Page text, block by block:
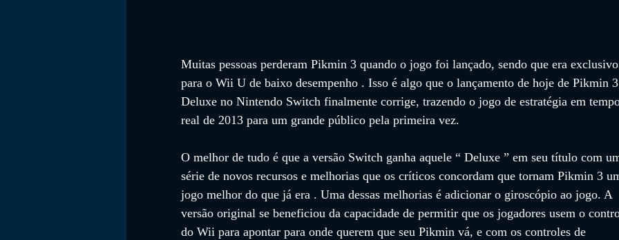
Muitas pessoas perderam Pikmin 3 quando o jogo foi lançado, sendo que era exclusivo
para o Wii U de baixo desempenho . Isso é algo que o lançamento de hoje de Pikmin 3
Deluxe no Nintendo Switch finalmente corrige, trazendo o jogo de estratégia em
real de 2013 para um grande público pela primeira vez.
O melhor de tudo é que a versão Switch ganha aquele “ Deluxe ” em seu título com
série de novos recursos e melhorias que os críticos concordam que tornam Pikmin 3
jogo melhor do que já era . Uma dessas melhorias é adicionar o giroscópio ao jogo. A
versão original se beneficiou da capacidade de permitir que os jogadores usem o
do Wii para apontar para onde querem que seu Pikmin vá, e com os controles de